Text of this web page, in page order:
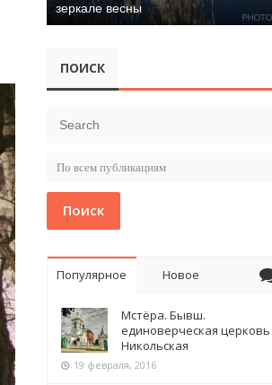
зеркале весны
ПОИСК
Поиск
Популярное Новое
Мстёра. Бывш.
единоверческая церковь
Никольская
19 февраля, 2016